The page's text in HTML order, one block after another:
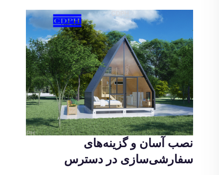
نصب آسان و گزینه‌های
سفارشی‌سازی در دسترس